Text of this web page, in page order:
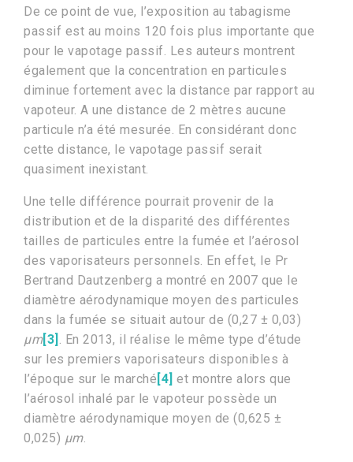
De ce point de vue, l’exposition au tabagisme
passif est au moins 120 fois plus importante que
pour le vapotage passif. Les auteurs montrent
également que la concentration en particules
diminue fortement avec la distance par rapport au
vapoteur. A une distance de 2 mètres aucune
particule n’a été mesurée. En considérant donc
cette distance, le vapotage passif serait
quasiment inexistant.
Une telle différence pourrait provenir de la
distribution et de la disparité des différentes
tailles de particules entre la fumée et l’aérosol
des vaporisateurs personnels. En effet, le Pr
Bertrand Dautzenberg a montré en 2007 que le
diamètre aérodynamique moyen des particules
dans la fumée se situait autour de (0,27 ± 0,03)
µm[3] . En 2013, il réalise le même type d’étude
sur les premiers vaporisateurs disponibles à
l’époque sur le marché [4] et montre alors que
l’aérosol inhalé par le vapoteur possède un
diamètre aérodynamique moyen de (0,625 ±
0,025) µm.